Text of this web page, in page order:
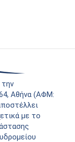
Αθήνα (ΑΦΜ:
με το